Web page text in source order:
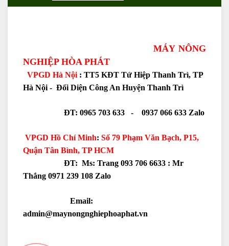
MÁY NÔNG
NGHIỆP HÒA PHÁT
VPGD Hà Nội : TT5 KĐT Tứ Hiệp Thanh Trì, TP
Hà Nội - Đối Diện Công An Huyện Thanh Trì
ĐT: 0965 703 633 - 0937 066 633 Zalo
VPGD Hồ Chí Minh: Số 79 Phạm Văn Bạch, P15,
Quận Tân Bình, TP HCM
ĐT: Ms: Trang 093 706 6633 : Mr
Thắng 0971 239 108 Zalo
Email:
admin@maynongnghiephoaphat.vn